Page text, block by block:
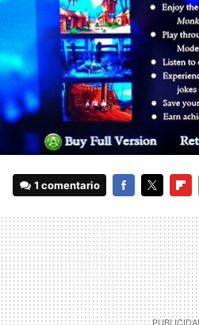
1 comentario